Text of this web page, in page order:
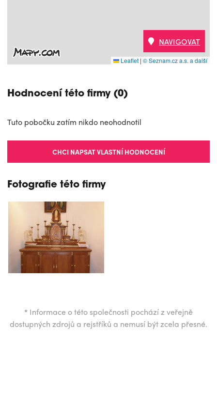
Leaflet | © Seznam.cz a.s. a další
NAVIGOVAT
Hodnocení této firmy (0)
Tuto pobočku zatím nikdo neohodnotil
CHCI NAPSAT VLASTNÍ HODNOCENÍ
Fotografie této firmy
* Informace o této společnosti pochází z veřejně
dostupných zdrojů a rejstříků a nemusí být zcela přesné.